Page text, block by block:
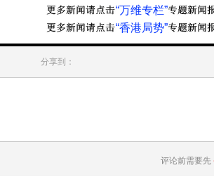
“万维专栏”
“香港局势”
分享到：
评论前需要先